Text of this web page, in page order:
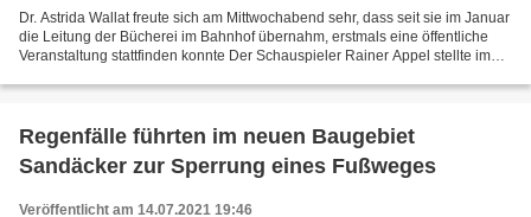
Dr. Astrida Wallat freute sich am Mittwochabend sehr, dass seit sie im Januar
die Leitung der Bücherei im Bahnhof übernahm, erstmals eine öffentliche
Veranstaltung stattfinden konnte Der Schauspieler Rainer Appel stellte im
Regenfälle führten im neuen Baugebiet
Sandäcker zur Sperrung eines Fußweges
Veröffentlicht am 14.07.2021 19:46